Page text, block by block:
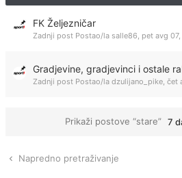
FK Željezničar
Zadnji post Postao/la salle86, pet avg
Gradjevine, gradjevinci i ostale
Zadnji post Postao/la dzulijano_pike, čet
Prikaži postove “stare” 7
Napredno pretraživanje